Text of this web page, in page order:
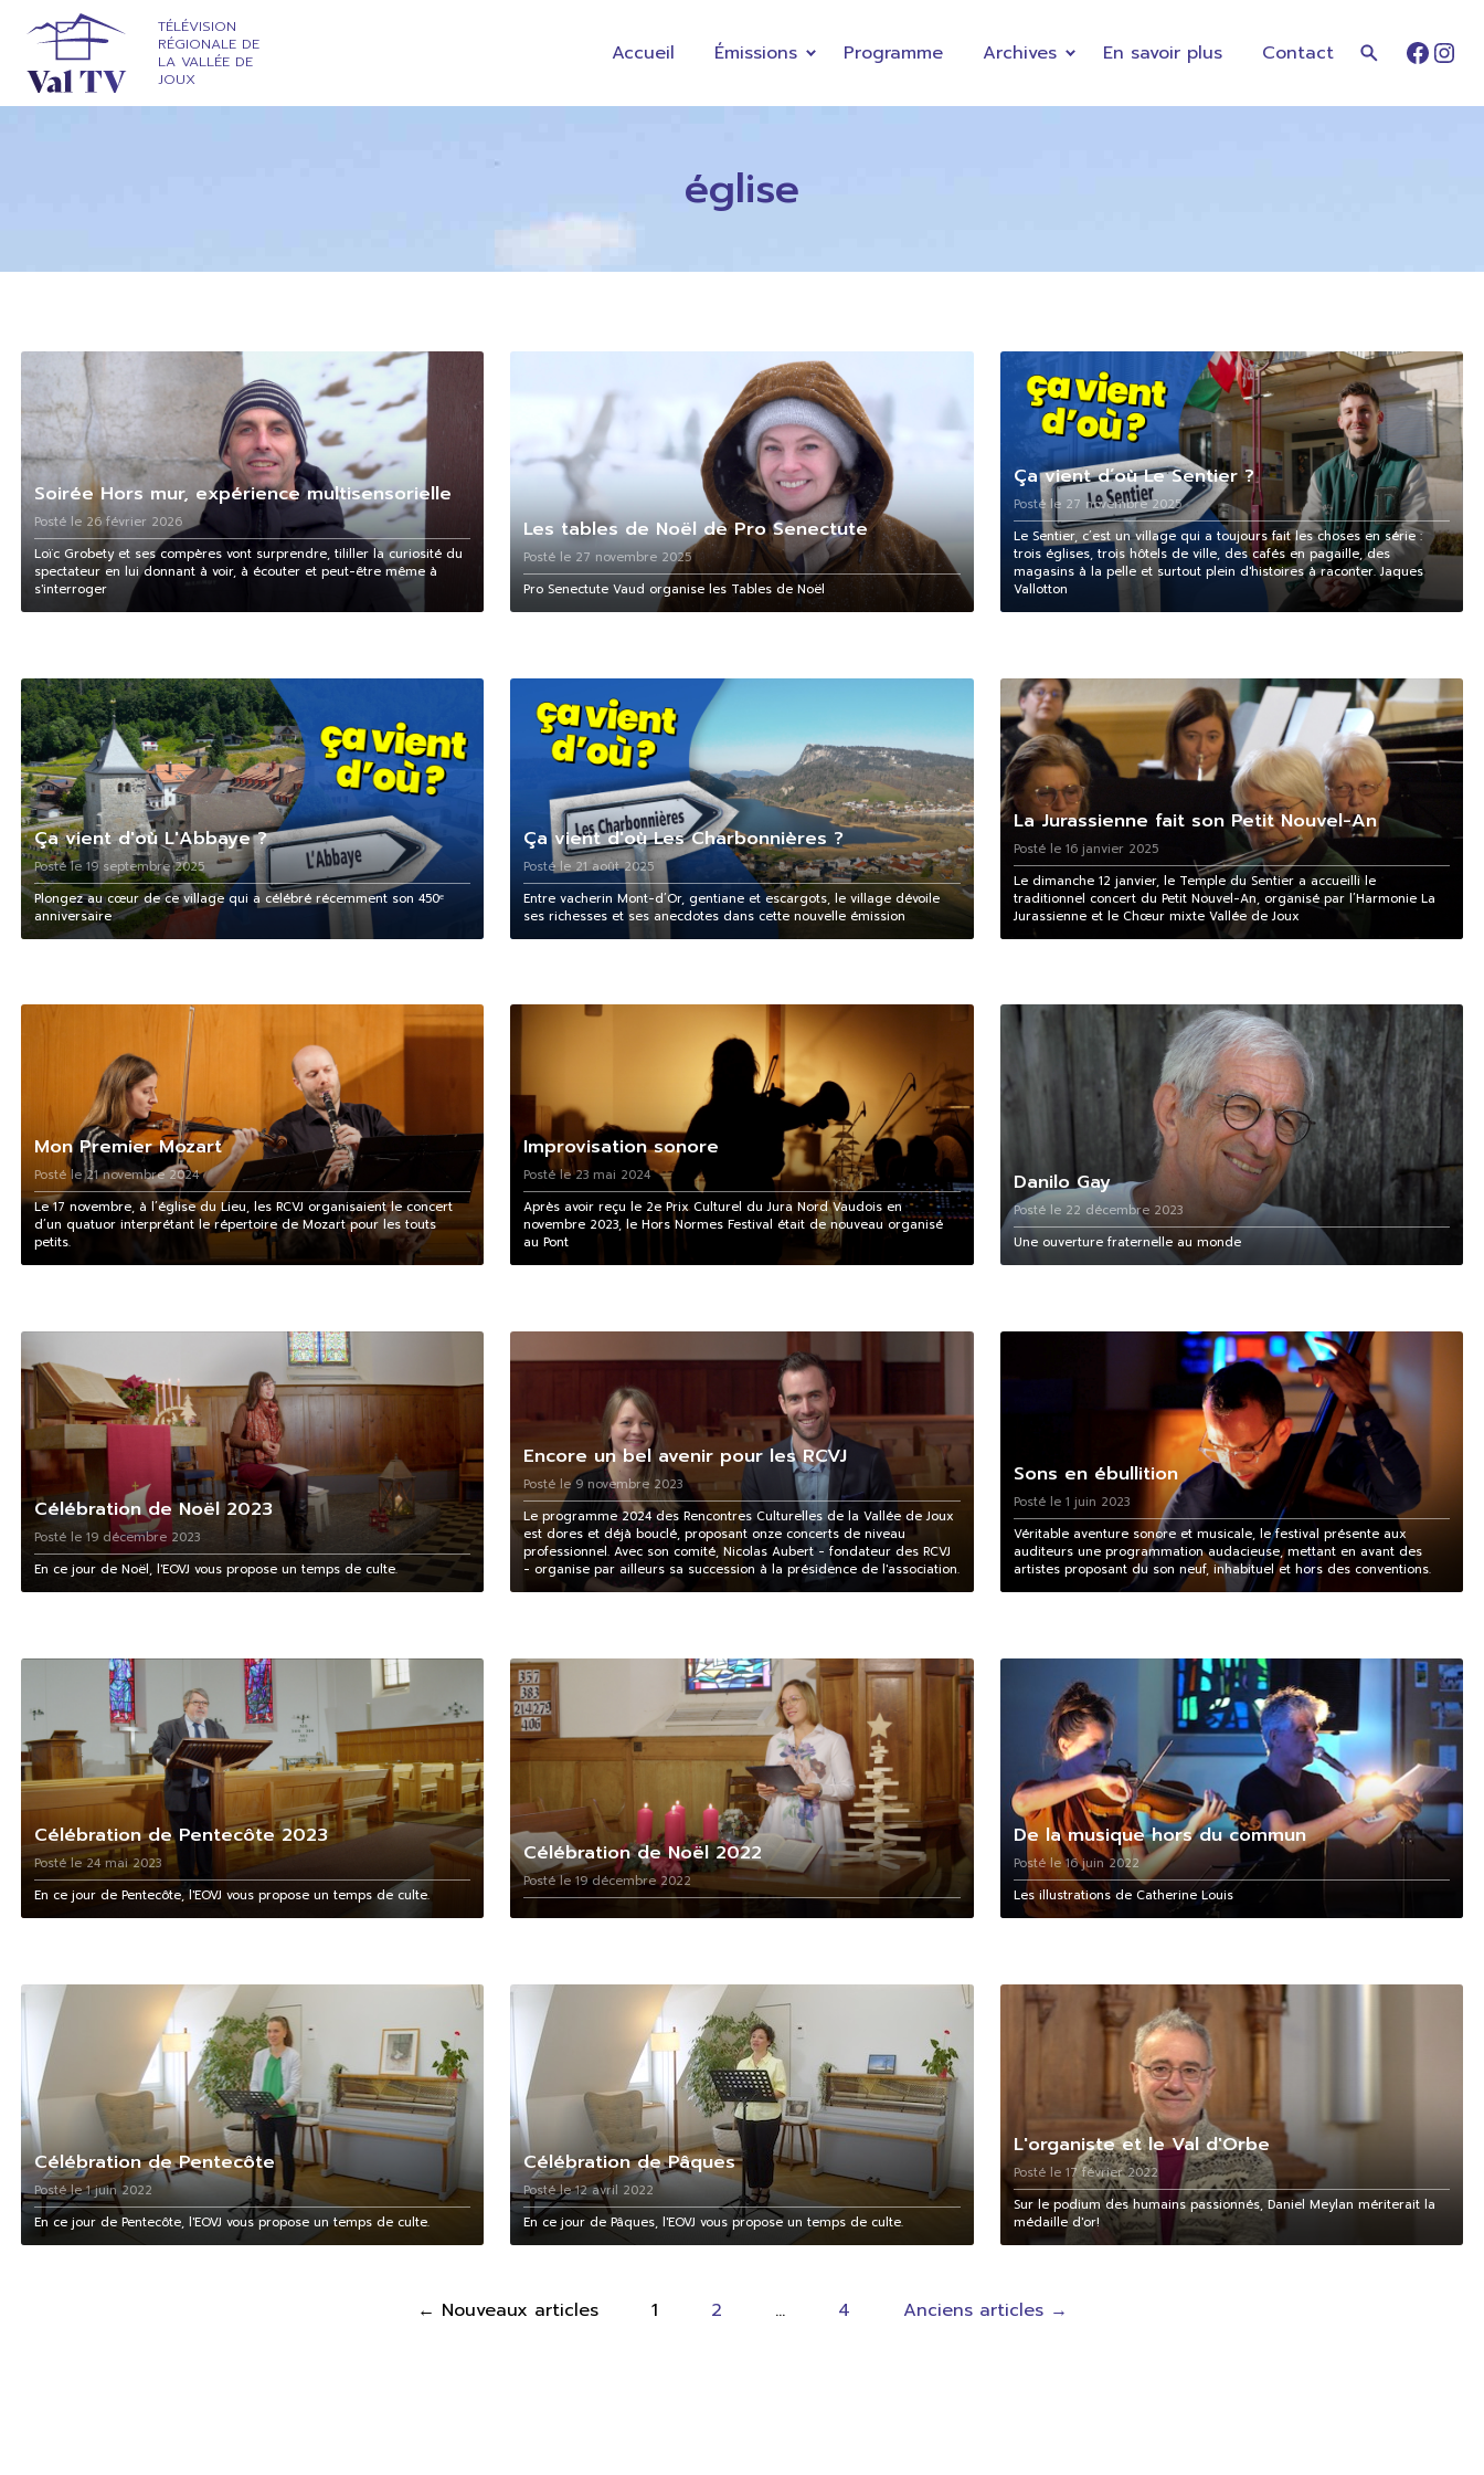
TÉLÉVISION
RÉGIONALE DE
LA VALLÉE DE
JOUX
Accueil Émissions Programme Archives En savoir plus Contact
église
Soirée Hors mur, expérience multisensorielle
Posté le 26 février 2026
Loïc Grobety et ses compères vont surprendre, tililler la curiosité du
spectateur en lui donnant à voir, à écouter et peut-être même à
s'interroger
Les tables de Noël de Pro Senectute
Posté le 27 novembre 2025
Pro Senectute Vaud organise les Tables de Noël
Ça vient d’où Le Sentier ?
Posté le 27 novembre 2025
Le Sentier, c’est un village qui a toujours fait les choses en série :
trois églises, trois hôtels de ville, des cafés en pagaille, des
magasins à la pelle et surtout plein d'histoires à raconter. Jaques
Vallotton
Ça vient d'où L'Abbaye ?
Posté le 19 septembre 2025
Plongez au cœur de ce village qui a célébré récemment son 450ᵉ
anniversaire
Ça vient d'où Les Charbonnières ?
Posté le 21 août 2025
Entre vacherin Mont-d’Or, gentiane et escargots, le village dévoile
ses richesses et ses anecdotes dans cette nouvelle émission
La Jurassienne fait son Petit Nouvel-An
Posté le 16 janvier 2025
Le dimanche 12 janvier, le Temple du Sentier a accueilli le
traditionnel concert du Petit Nouvel-An, organisé par l’Harmonie La
Jurassienne et le Chœur mixte Vallée de Joux
Mon Premier Mozart
Posté le 21 novembre 2024
Le 17 novembre, à l’église du Lieu, les RCVJ organisaient le concert
d’un quatuor interprétant le répertoire de Mozart pour les touts
petits.
Improvisation sonore
Posté le 23 mai 2024
Après avoir reçu le 2e Prix Culturel du Jura Nord Vaudois en
novembre 2023, le Hors Normes Festival était de nouveau organisé
au Pont
Danilo Gay
Posté le 22 décembre 2023
Une ouverture fraternelle au monde
Célébration de Noël 2023
Posté le 19 décembre 2023
En ce jour de Noël, l'EOVJ vous propose un temps de culte.
Encore un bel avenir pour les RCVJ
Posté le 9 novembre 2023
Le programme 2024 des Rencontres Culturelles de la Vallée de Joux
est dores et déjà bouclé, proposant onze concerts de niveau
professionnel. Avec son comité, Nicolas Aubert - fondateur des RCVJ
- organise par ailleurs sa succession à la présidence de l'association.
Sons en ébullition
Posté le 1 juin 2023
Véritable aventure sonore et musicale, le festival présente aux
auditeurs une programmation audacieuse, mettant en avant des
artistes proposant du son neuf, inhabituel et hors des conventions.
Célébration de Pentecôte 2023
Posté le 24 mai 2023
En ce jour de Pentecôte, l'EOVJ vous propose un temps de culte.
Célébration de Noël 2022
Posté le 19 décembre 2022
De la musique hors du commun
Posté le 16 juin 2022
Les illustrations de Catherine Louis
Célébration de Pentecôte
Posté le 1 juin 2022
En ce jour de Pentecôte, l'EOVJ vous propose un temps de culte.
Célébration de Pâques
Posté le 12 avril 2022
En ce jour de Pâques, l'EOVJ vous propose un temps de culte.
L'organiste et le Val d'Orbe
Posté le 17 février 2022
Sur le podium des humains passionnés, Daniel Meylan mériterait la
médaille d'or!
← Nouveaux articles 1 2 … 4 Anciens articles →